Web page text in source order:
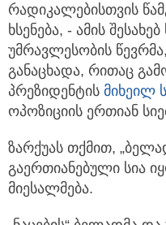
რადიკალებისთვის
ხსენება, - ამის
უმრავლესობის წევრმა,
განაცხადა, რითაც
პრეზიდენტის მიხეილ
ოპოზიციის ერთიან
ზარქუას თქმით,
გაერთიანებული სია
მიესალმება.